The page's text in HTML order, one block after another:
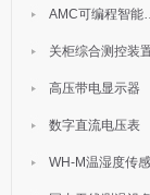
AMC可
关柜综合测控装
高压带电显示器
数字直流电压表
WH-M温湿度传